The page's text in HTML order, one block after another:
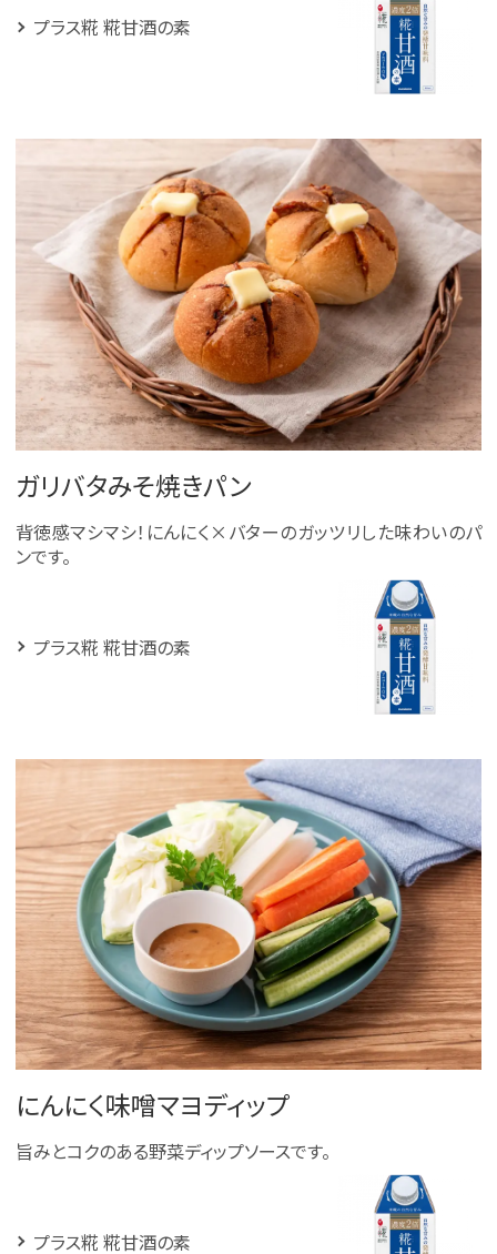
プラス糀 糀甘酒の素
ガリバタみそ焼きパン
背徳感マシマシ！にんにく×バターのガッツリした味わいのパ
ンです。
プラス糀 糀甘酒の素
にんにく味噌マヨディップ
旨みとコクのある野菜ディップソースです。
プラス糀 糀甘酒の素